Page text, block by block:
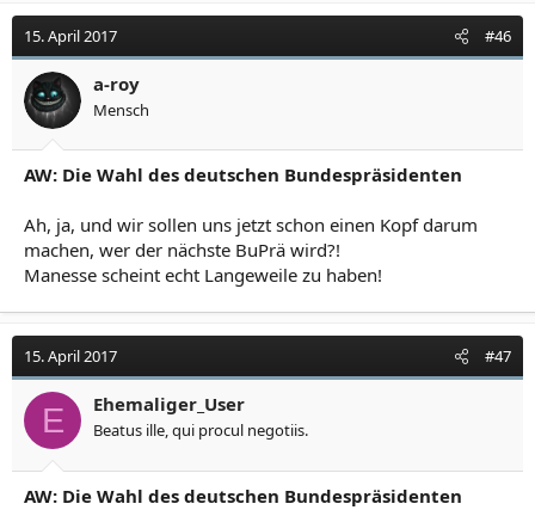
t
i
o
n
e
15. April 2017 #46
a-roy
Mensch
AW: Die Wahl des deutschen Bundespräsidenten
Ah, ja, und wir sollen uns jetzt schon einen Kopf darum
machen, wer der nächste BuPrä wird?!
Manesse scheint echt Langeweile zu haben!
15. April 2017 #47
E Ehemaliger_User
Beatus ille, qui procul negotiis.
AW: Die Wahl des deutschen Bundespräsidenten